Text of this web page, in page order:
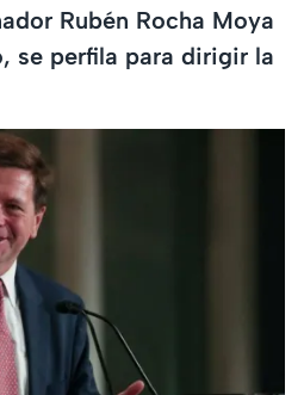
Rubén Rocha Moya
se perfila para dirigir la